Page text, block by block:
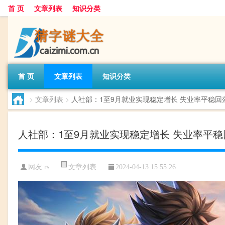
首 页 文章列表 知识分类
首 页 文章列表 知识分类
> 文章列表 > 人社部：1至9月就业实现稳定增长 失业率平稳回
人社部：1至9月就业实现稳定增长 失业率平
网友:rs 文章列表 2024-04-13 15:55:26